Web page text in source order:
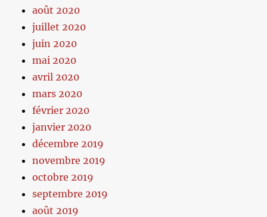
août 2020
juillet 2020
juin 2020
mai 2020
avril 2020
mars 2020
février 2020
janvier 2020
décembre 2019
novembre 2019
octobre 2019
septembre 2019
août 2019